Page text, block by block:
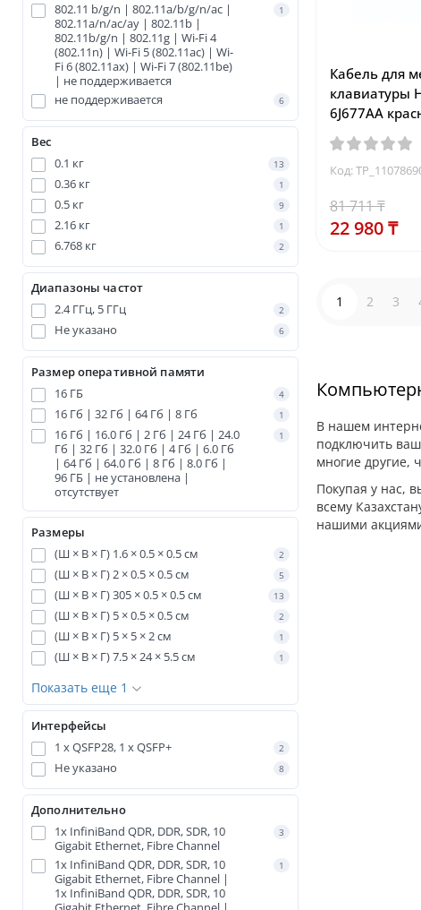
802.11 b/g/n | 802.11a/b/g/n/ac |
802.11a/n/ac/ay | 802.11b |
802.11b/g/n | 802.11g | Wi-Fi 4
(802.11n) | Wi-Fi 5 (802.11ac) | Wi-
Fi 6 (802.11ax) | Wi-Fi 7 (802.11be)
| не поддерживается
1
не поддерживается 6
Вес
0.1 кг
13
0.36 кг 1
0.5 кг 9
2.16 кг 1
6.768 кг 2
Диапазоны частот
2.4 ГГц, 5 ГГц
2
Не указано 6
Размер оперативной памяти
16 ГБ
4
16 Гб | 32 Гб | 64 Гб | 8 Гб 1
16 Гб | 16.0 Гб | 2 Гб | 24 Гб | 24.0
Гб | 32 Гб | 32.0 Гб | 4 Гб | 6.0 Гб
| 64 Гб | 64.0 Гб | 8 Гб | 8.0 Гб |
96 ГБ | не установлена |
отсутствует
1
Размеры
(Ш × В × Г) 1.6 × 0.5 × 0.5 см
2
(Ш × В × Г) 2 × 0.5 × 0.5 см 5
(Ш × В × Г) 305 × 0.5 × 0.5 см 13
(Ш × В × Г) 5 × 0.5 × 0.5 см 2
(Ш × В × Г) 5 × 5 × 2 см 1
(Ш × В × Г) 7.5 × 24 × 5.5 см 1
Показать еще 1
Интерфейсы
1 x QSFP28, 1 x QSFP+
2
Не указано 8
Дополнительно
1x InfiniBand QDR, DDR, SDR, 10
Gigabit Ethernet, Fibre Channel
3
1x InfiniBand QDR, DDR, SDR, 10
Gigabit Ethernet, Fibre Channel |
1x InfiniBand QDR, DDR, SDR, 10
1
Кабель для
клавиатуры
6J677AA
Код:
81 711 ₸
22 980 ₸
1 2 3
В нашем
подключить
многие другие,
Покупая у нас,
всему
нашими